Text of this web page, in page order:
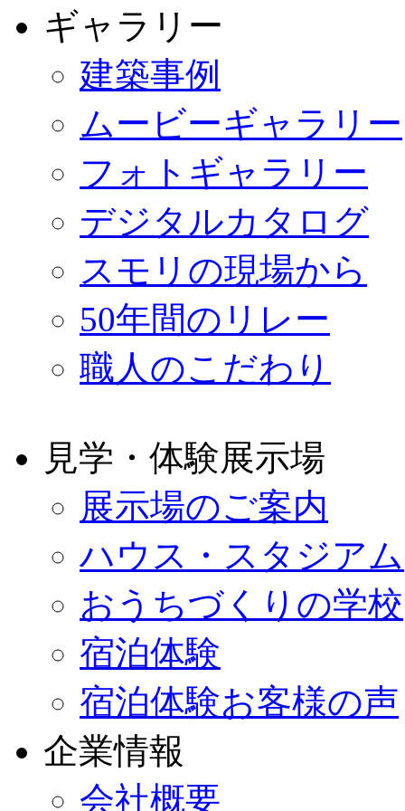
ギャラリー
建築事例
ムービーギャラリー
フォトギャラリー
デジタルカタログ
スモリの現場から
50年間のリレー
職人のこだわり
見学・体験展示場
展示場のご案内
ハウス・スタジアム
おうちづくりの学校
宿泊体験
宿泊体験お客様の声
企業情報
会社概要